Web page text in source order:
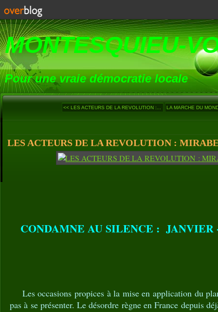
MONTESQUIEU-
Pour une vraie démocratie locale
<< LES ACTEURS DE LA REVOLUTION :... LA MARCHE DU
LES ACTEURS DE LA REVOLUTION :
CONDAMNE AU SILENCE : JANVIER
Les occasions propices à la mise en application du
pas à se présenter. Le désordre règne en France depuis